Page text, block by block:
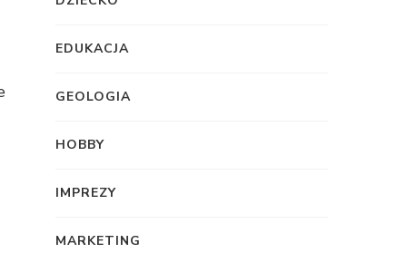
EDUKACJA
GEOLOGIA
HOBBY
IMPREZY
MARKETING